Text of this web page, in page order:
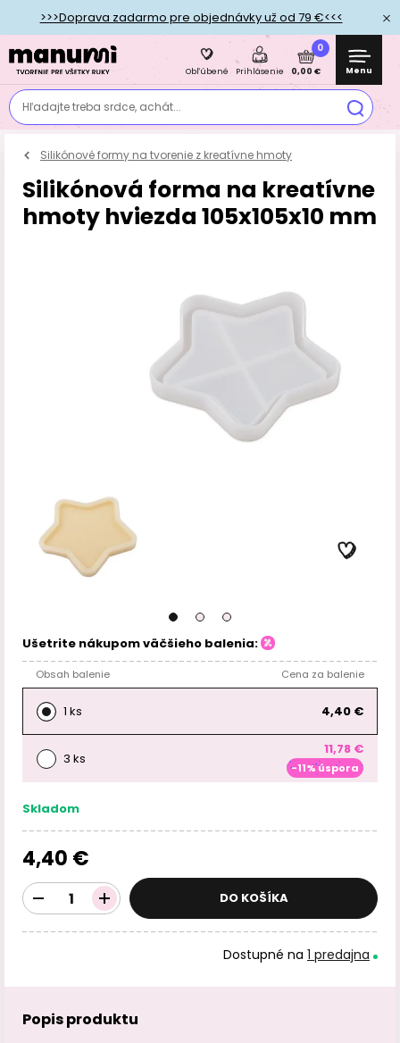
>>>Doprava zadarmo pre objednávky už od 79 €<<<
Hľadajte treba srdce, achát...
Obľúbené Prihlásenie
0
0,00 € Menu
Silikónové formy na tvorenie z kreatívne hmoty
Silikónová forma na kreatívne
hmoty hviezda 105x105x10 mm
Ušetrite nákupom väčšieho balenia:
Obsah balenie Cena za balenie
1 ks 4,40 €
3 ks
11,78 €
-11% úspora
Skladom
4,40 €
DO KOŠÍKA
Dostupné na 1 predajna
Popis produktu